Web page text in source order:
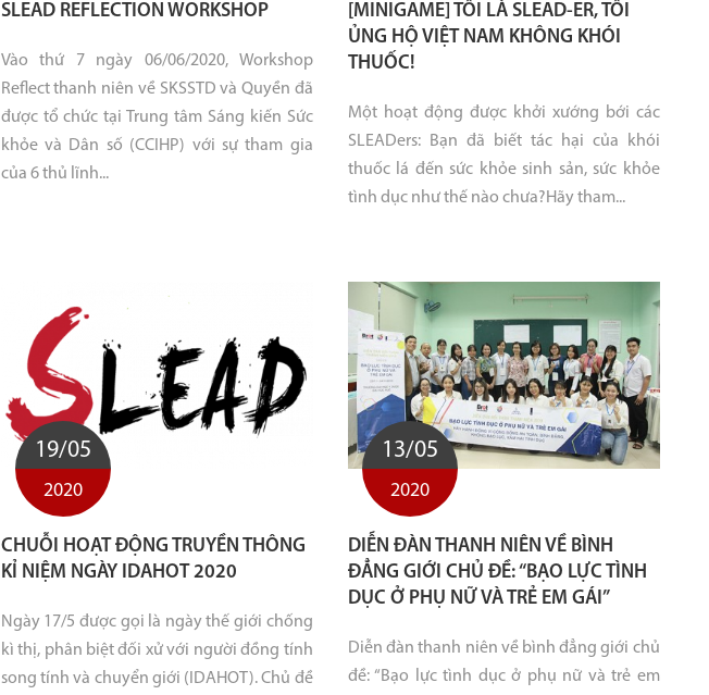
SLEAD REFLECTION WORKSHOP
Vào thứ 7 ngày 06/06/2020, Workshop
Reflect thanh niên về SKSSTD và Quyền đã
được tổ chức tại Trung tâm Sáng kiến Sức
khỏe và Dân số (CCIHP) với sự tham gia
của 6 thủ lĩnh...
[MINIGAME] TÔI LÀ SLEAD-ER, TÔI
ỦNG HỘ VIỆT NAM KHÔNG KHÓI
THUỐC!
Một hoạt động được khởi xướng bới các
SLEADers: Bạn đã biết tác hại của khói
thuốc lá đến sức khỏe sinh sản, sức khỏe
tình dục như thế nào chưa?Hãy tham...
19/05
2020
CHUỖI HOẠT ĐỘNG TRUYỀN THÔNG
KỈ NIỆM NGÀY IDAHOT 2020
Ngày 17/5 được gọi là ngày thế giới chống
kì thị, phân biệt đối xử với người đồng tính
song tính và chuyển giới (IDAHOT). Chủ đề
13/05
2020
DIỄN ĐÀN THANH NIÊN VỀ BÌNH
ĐẲNG GIỚI CHỦ ĐỀ: “BẠO LỰC TÌNH
DỤC Ở PHỤ NỮ VÀ TRẺ EM GÁI”
Diễn đàn thanh niên về bình đẳng giới chủ
đề: “Bạo lực tình dục ở phụ nữ và trẻ em